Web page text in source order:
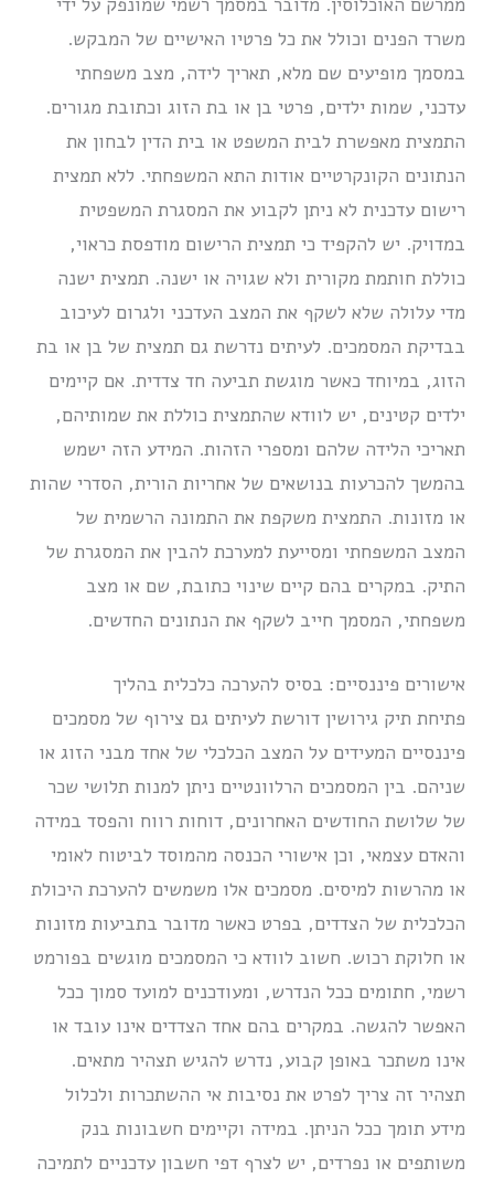
משרד הפנים וכולל את כל פרטיו האישיים של המבקש.
במסמך מופיעים שם מלא, תאריך לידה, מצב משפחתי
עדכני, שמות ילדים, פרטי בן או בת הזוג וכתובת מגורים.
התמצית מאפשרת לבית המשפט או בית הדין לבחון את
הנתונים הקונקרטיים אודות התא המשפחתי. ללא תמצית
רישום עדכנית לא ניתן לקבוע את המסגרת המשפטית
במדויק. יש להקפיד כי תמצית הרישום מודפסת כראוי,
כוללת חותמת מקורית ולא שגויה או ישנה. תמצית ישנה
מדי עלולה שלא לשקף את המצב העדכני ולגרום לעיכוב
בבדיקת המסמכים. לעיתים נדרשת גם תמצית של בן או בת
הזוג, במיוחד כאשר מוגשת תביעה חד צדדית. אם קיימים
ילדים קטינים, יש לוודא שהתמצית כוללת את שמותיהם,
תאריכי הלידה שלהם ומספרי הזהות. המידע הזה ישמש
בהמשך להכרעות בנושאים של אחריות הורית, הסדרי שהות
או מזונות. התמצית משקפת את התמונה הרשמית של
המצב המשפחתי ומסייעת למערכת להבין את המסגרת של
התיק. במקרים בהם קיים שינוי כתובת, שם או מצב
משפחתי, המסמך חייב לשקף את הנתונים החדשים.
אישורים פיננסיים: בסיס להערכה כלכלית בהליך
פתיחת תיק גירושין דורשת לעיתים גם צירוף של מסמכים
פיננסיים המעידים על המצב הכלכלי של אחד מבני הזוג או
שניהם. בין המסמכים הרלוונטיים ניתן למנות תלושי שכר
של שלושת החודשים האחרונים, דוחות רווח והפסד במידה
והאדם עצמאי, וכן אישורי הכנסה מהמוסד לביטוח לאומי
או מהרשות למיסים. מסמכים אלו משמשים להערכת היכולת
הכלכלית של הצדדים, בפרט כאשר מדובר בתביעות מזונות
או חלוקת רכוש. חשוב לוודא כי המסמכים מוגשים בפורמט
רשמי, חתומים ככל הנדרש, ומעודכנים למועד סמוך ככל
האפשר להגשה. במקרים בהם אחד הצדדים אינו עובד או
אינו משתכר באופן קבוע, נדרש להגיש תצהיר מתאים.
תצהיר זה צריך לפרט את נסיבות אי ההשתכרות ולכלול
מידע תומך ככל הניתן. במידה וקיימים חשבונות בנק
משותפים או נפרדים, יש לצרף דפי חשבון עדכניים לתמיכה